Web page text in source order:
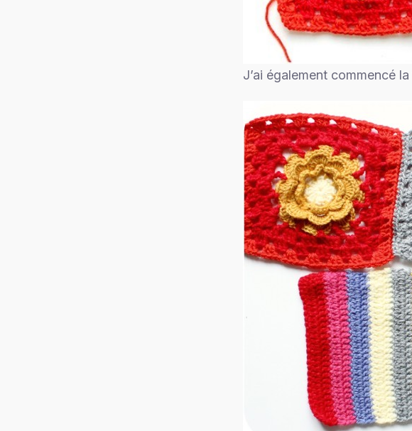
J’ai également commencé